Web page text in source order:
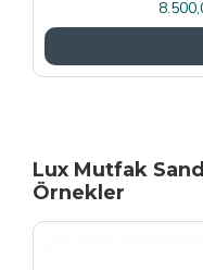
Lux Mutfak
Örnekler